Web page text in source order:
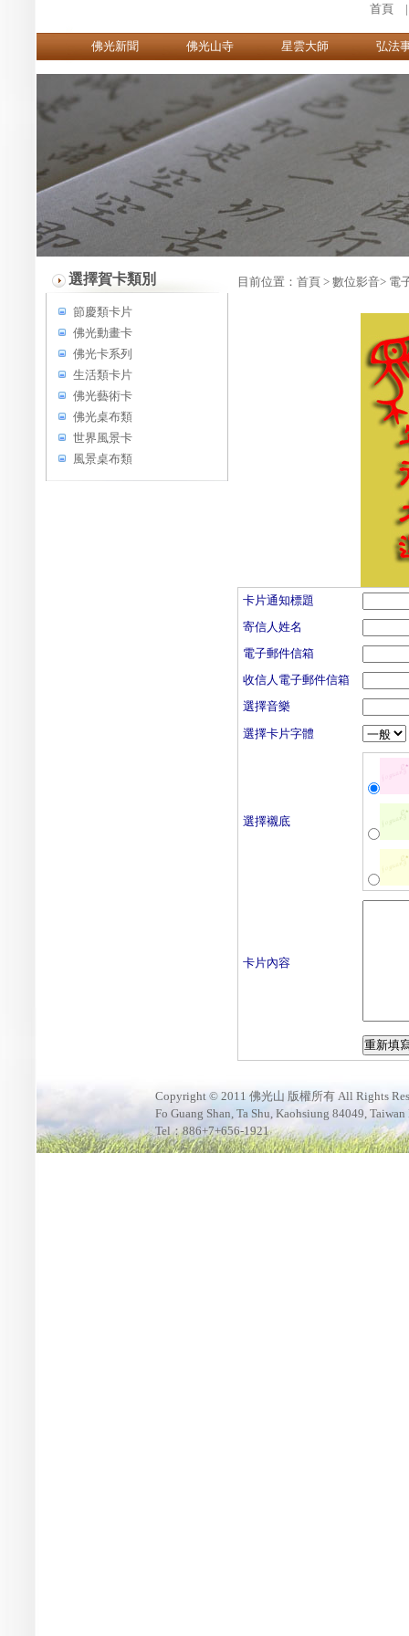
首頁
佛光新聞 佛光山寺 星雲大師 弘法
選擇賀卡類別
節慶類卡片
佛光動畫卡
佛光卡系列
生活類卡片
佛光藝術卡
佛光桌布類
世界風景卡
風景桌布類
目前位置： 首頁 > 數位影音> 電
卡片通知標題
寄信人姓名
電子郵件信箱
收信人電子郵件信箱
選擇音樂
選擇卡片字體
選擇襯底
卡片內容
Copyright © 2011 佛光山 版權所有 All Rights
Fo Guang Shan, Ta Shu, Kaohsiung 84049, Taiwan
Tel：886+7+656-1921